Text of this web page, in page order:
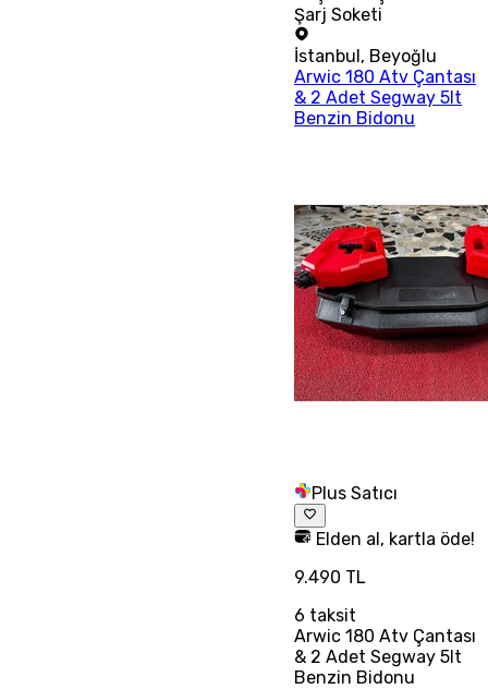
Şarj Soketi
İstanbul, Beyoğlu
Arwic 180 Atv Çantası
& 2 Adet Segway 5lt
Benzin Bidonu
Plus Satıcı
Elden al, kartla öde!
9.490 TL
6 taksit
Arwic 180 Atv Çantası
& 2 Adet Segway 5lt
Benzin Bidonu